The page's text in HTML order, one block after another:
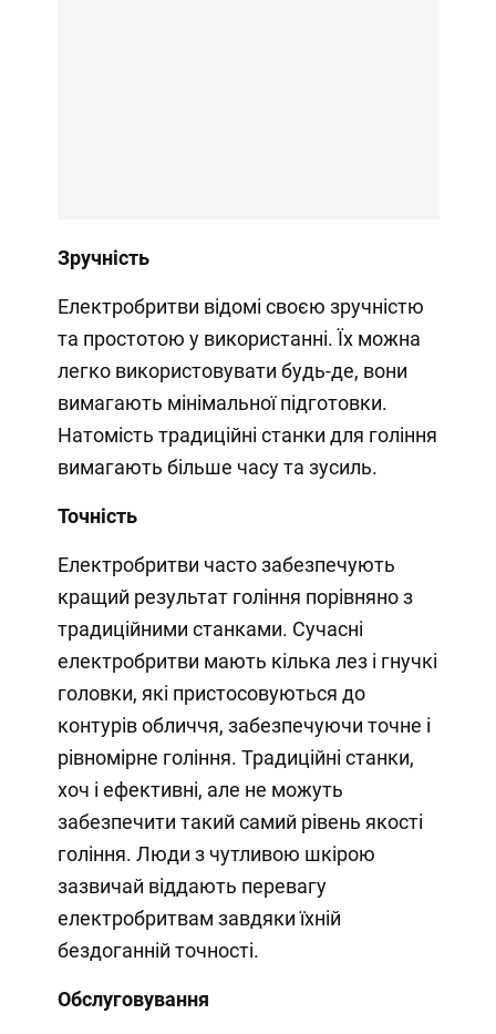
Зручність
Електробритви відомі своєю зручністю
та простотою у використанні. Їх можна
легко використовувати будь-де, вони
вимагають мінімальної підготовки.
Натомість традиційні станки для гоління
вимагають більше часу та зусиль.
Точність
Електробритви часто забезпечують
кращий результат гоління порівняно з
традиційними станками. Сучасні
електробритви мають кілька лез і гнучкі
головки, які пристосовуються до
контурів обличчя, забезпечуючи точне і
рівномірне гоління. Традиційні станки,
хоч і ефективні, але не можуть
забезпечити такий самий рівень якості
гоління. Люди з чутливою шкірою
зазвичай віддають перевагу
електробритвам завдяки їхній
бездоганній точності.
Обслуговування